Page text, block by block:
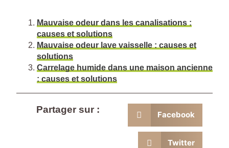
Mauvaise odeur dans les canalisations :
causes et solutions
Mauvaise odeur lave vaisselle : causes et
solutions
Carrelage humide dans une maison ancienne
: causes et solutions
Partager sur : Facebook
Twitter